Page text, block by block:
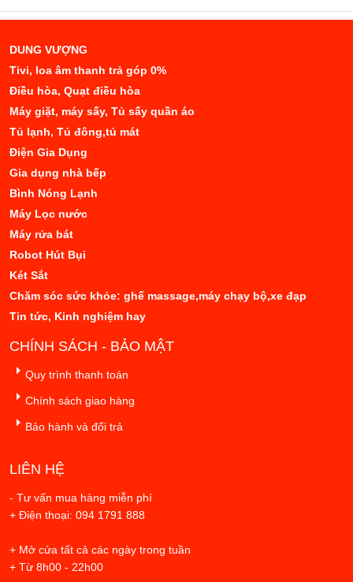
DUNG VƯỢNG
Tivi, loa âm thanh trả góp 0%
Điều hòa, Quạt điều hòa
Máy giặt, máy sấy, Tủ sấy quần áo
Tủ lạnh, Tủ đông,tủ mát
Điện Gia Dụng
Gia dụng nhà bếp
Bình Nóng Lạnh
Máy Lọc nước
Máy rửa bát
Robot Hút Bụi
Két Sắt
Chăm sóc sức khỏe: ghế massage,máy chạy bộ,xe đạp
Tin tức, Kinh nghiệm hay
CHÍNH SÁCH - BẢO MẬT
Quy trình thanh toán
Chính sách giao hàng
Bảo hành và đổi trả
LIÊN HỆ
- Tư vấn mua hàng miễn phí
+ Điện thoại: 094 1791 888
+ Mở cửa tất cả các ngày trong tuần
+ Từ 8h00 - 22h00